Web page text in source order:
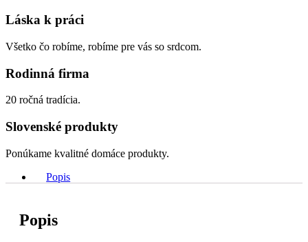
Láska k práci
Všetko čo robíme, robíme pre vás so srdcom.
Rodinná firma
20 ročná tradícia.
Slovenské produkty
Ponúkame kvalitné domáce produkty.
Popis
Popis